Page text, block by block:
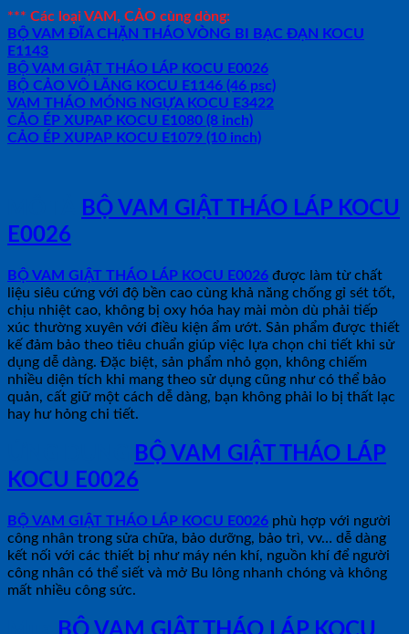
*** Các loại VAM, CẢO cùng dòng:
BỘ VAM ĐĨA CHẶN THÁO VÒNG BI BẠC ĐẠN KOCU
E1143
BỘ VAM GIẬT THÁO LÁP KOCU E0026
BỘ CẢO VÔ LĂNG KOCU E1146 (46 psc)
VAM THÁO MÓNG NGỰA KOCU E3422
CẢO ÉP XUPAP KOCU E1080 (8 inch)
CẢO ÉP XUPAP KOCU E1079 (10 inch)
BỘ VAM GIẬT THÁO LÁP KOCU
E0026
BỘ VAM GIẬT THÁO LÁP KOCU E0026 được làm từ chất
liệu siêu cứng với độ bền cao cùng khả năng chống gỉ sét tốt,
chịu nhiệt cao, không bị oxy hóa hay mài mòn dù phải tiếp
xúc thường xuyên với điều kiện ẩm ướt. Sản phẩm được thiết
kế đảm bảo theo tiêu chuẩn giúp việc lựa chọn chi tiết khi sử
dụng dễ dàng. Đặc biệt, sản phẩm nhỏ gọn, không chiếm
nhiều diện tích khi mang theo sử dụng cũng như có thể bảo
quản, cất giữ một cách dễ dàng, bạn không phải lo bị thất lạc
hay hư hỏng chi tiết.
BỘ VAM GIẬT THÁO LÁP
KOCU E0026
BỘ VAM GIẬT THÁO LÁP KOCU E0026 phù hợp với người
công nhân trong sửa chữa, bảo dưỡng, bảo trì, vv… dễ dàng
kết nối với các thiết bị như máy nén khí, nguồn khí để người
công nhân có thể siết và mở Bu lông nhanh chóng và không
mất nhiều công sức.